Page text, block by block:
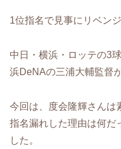
1位指名で見事にリベン
中日・横浜・ロッテの3
浜DeNAの三浦大輔監督
今回は、度会隆輝さんは
指名漏れした理由は何だ
した。